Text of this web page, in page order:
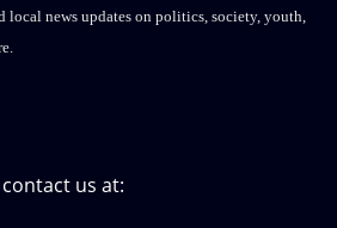
local news updates on politics, society, youth,
us at: